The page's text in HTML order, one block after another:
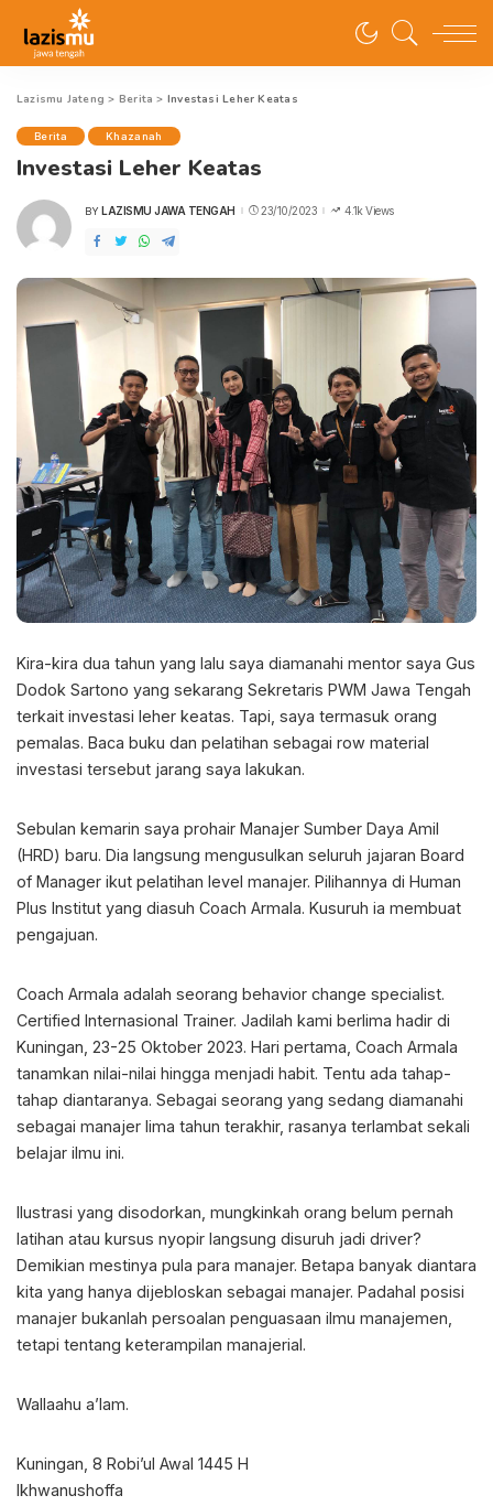
Lazismu Jateng > Berita > Investasi Leher Keatas
Berita Khazanah
Investasi Leher Keatas
POSTED
BY LAZISMU JAWA TENGAH 23/10/2023 4.1k Views
Kira-kira dua tahun yang lalu saya diamanahi mentor saya Gus
Dodok Sartono yang sekarang Sekretaris PWM Jawa Tengah
terkait investasi leher keatas. Tapi, saya termasuk orang
pemalas. Baca buku dan pelatihan sebagai row material
investasi tersebut jarang saya lakukan.
Sebulan kemarin saya prohair Manajer Sumber Daya Amil
(HRD) baru. Dia langsung mengusulkan seluruh jajaran Board
of Manager ikut pelatihan level manajer. Pilihannya di Human
Plus Institut yang diasuh Coach Armala. Kusuruh ia membuat
pengajuan.
Coach Armala adalah seorang behavior change specialist.
Certified Internasional Trainer. Jadilah kami berlima hadir di
Kuningan, 23-25 Oktober 2023. Hari pertama, Coach Armala
tanamkan nilai-nilai hingga menjadi habit. Tentu ada tahap-
tahap diantaranya. Sebagai seorang yang sedang diamanahi
sebagai manajer lima tahun terakhir, rasanya terlambat sekali
belajar ilmu ini.
Ilustrasi yang disodorkan, mungkinkah orang belum pernah
latihan atau kursus nyopir langsung disuruh jadi driver?
Demikian mestinya pula para manajer. Betapa banyak diantara
kita yang hanya dijebloskan sebagai manajer. Padahal posisi
manajer bukanlah persoalan penguasaan ilmu manajemen,
tetapi tentang keterampilan manajerial.
Wallaahu a’lam.
Kuningan, 8 Robi’ul Awal 1445 H
Ikhwanushoffa